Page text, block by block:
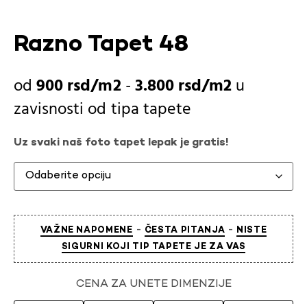
Razno Tapet 48
900rsd -3.800rsd
u
zavisnosti od tipa tapete
Uz svaki naš foto tapet lepak je gratis!
VAŽNE NAPOMENE - ČESTA PITANJA - NISTE
SIGURNI KOJI TIP TAPETE JE ZA VAS
CENA ZA UNETE DIMENZIJE